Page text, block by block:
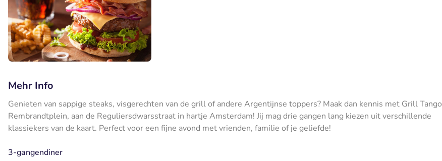
Mehr Info
Genieten van sappige steaks, visgerechten van de grill of andere Argentijnse toppers? Maak dan kennis met Grill Tango
Rembrandtplein, aan de Reguliersdwarsstraat in hartje Amsterdam! Jij mag drie gangen lang kiezen uit verschillende
klassiekers van de kaart. Perfect voor een fijne avond met vrienden, familie of je geliefde!
3-gangendiner